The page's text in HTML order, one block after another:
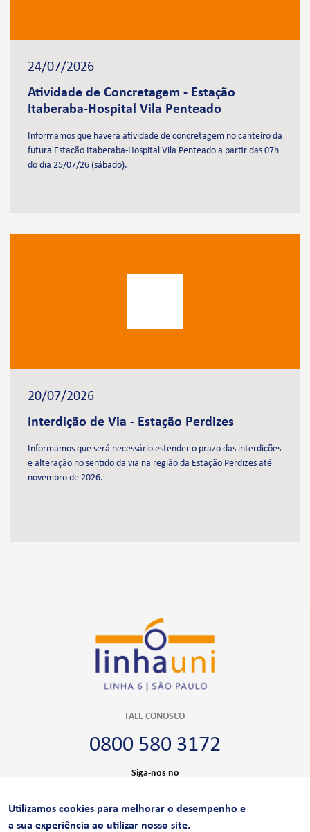
24/07/2026
Atividade de Concretagem - Estação
Itaberaba-Hospital Vila Penteado
Informamos que haverá atividade de concretagem no canteiro da
futura Estação Itaberaba-Hospital Vila Penteado a partir das 07h
do dia 25/07/26 (sábado).
20/07/2026
Interdição de Via - Estação Perdizes
Informamos que será necessário estender o prazo das interdições
e alteração no sentido da via na região da Estação Perdizes até
novembro de 2026.
FALE CONOSCO
0800 580 3172
Siga-nos no
CERTIFICAÇÕES
Utilizamos cookies para melhorar o desempenho e
a sua experiência ao utilizar nosso site.